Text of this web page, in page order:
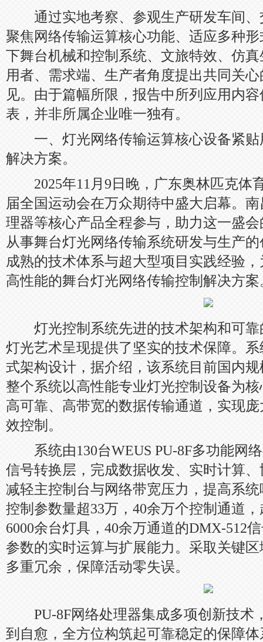
通过实地考察、参观生产研发车间、
聚焦网络传输运算核心功能、适应多种
下舞台机械和控制系统、文旅特效、仿
用者、需求端、生产者角度提出共同关
见。由于篇幅所限，报告中所列应用内
表，并非所属企业唯一独有。
一、灯光网络传输运算核心设备紧贴
解决方案。
2025年11月9日晚，广东奥林匹克体
届全国运动会在万众期待中盛大启幕。
理器等核心产品全程参与，助力这一盛
从事舞台灯光网络传输系统研发与生产
成熟的技术体系与超大型项目实践经验
高性能的舞台灯光网络传输控制解决方案
灯光控制系统先进的技术架构和可靠
灯光艺术呈现提供了坚实的技术保障。
式架构设计，据介绍，该系统目前国内
整个系统以高性能专业灯光控制设备为
高可靠、高带宽的数据传输通道，实现
效控制。
系统由130台WEUS PU-8F多功能网
信号转换层，完成数据收发、实时计算
减轻主控制台与网络带宽压力，提高系
控制参数量超33万，40余万个控制通道
6000余台灯具，40余万通道的DMX-512
参数的实时运算与扩展能力。采取关键
多重冗余，保障活动零失误。
PU-8F网络处理器集成多项创新技术
到自愈，全方位构筑起可靠稳定的保障